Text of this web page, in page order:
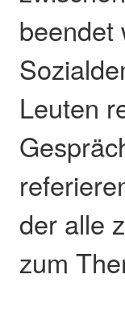
beendet
Leuten
der alle
zum